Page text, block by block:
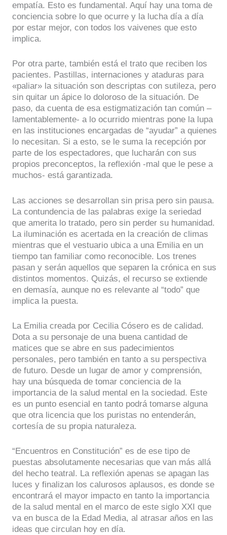
empatía. Esto es fundamental. Aquí hay una toma de
conciencia sobre lo que ocurre y la lucha día a día
por estar mejor, con todos los vaivenes que esto
implica.
Por otra parte, también está el trato que reciben los
pacientes. Pastillas, internaciones y ataduras para
«paliar» la situación son descriptas con sutileza, pero
sin quitar un ápice lo doloroso de la situación. De
paso, da cuenta de esa estigmatización tan común –
lamentablemente- a lo ocurrido mientras pone la lupa
en las instituciones encargadas de “ayudar” a quienes
lo necesitan. Si a esto, se le suma la recepción por
parte de los espectadores, que lucharán con sus
propios preconceptos, la reflexión -mal que le pese a
muchos- está garantizada.
Las acciones se desarrollan sin prisa pero sin pausa.
La contundencia de las palabras exige la seriedad
que amerita lo tratado, pero sin perder su humanidad.
La iluminación es acertada en la creación de climas
mientras que el vestuario ubica a una Emilia en un
tiempo tan familiar como reconocible. Los trenes
pasan y serán aquellos que separen la crónica en sus
distintos momentos. Quizás, el recurso se extiende
en demasía, aunque no es relevante al “todo” que
implica la puesta.
La Emilia creada por Cecilia Cósero es de calidad.
Dota a su personaje de una buena cantidad de
matices que se abre en sus padecimientos
personales, pero también en tanto a su perspectiva
de futuro. Desde un lugar de amor y comprensión,
hay una búsqueda de tomar conciencia de la
importancia de la salud mental en la sociedad. Este
es un punto esencial en tanto podrá tomarse alguna
que otra licencia que los puristas no entenderán,
cortesía de su propia naturaleza.
“Encuentros en Constitución” es de ese tipo de
puestas absolutamente necesarias que van más allá
del hecho teatral. La reflexión apenas se apagan las
luces y finalizan los calurosos aplausos, es donde se
encontrará el mayor impacto en tanto la importancia
de la salud mental en el marco de este siglo XXI que
va en busca de la Edad Media, al atrasar años en las
ideas que circulan hoy en día.